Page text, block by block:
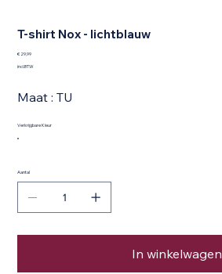
T-shirt Nox - lichtblauw
Prijs
€ 29,99
incl.BTW
Maat : TU
Verkrijgbare Kleur
Aantal
In winkelwagen